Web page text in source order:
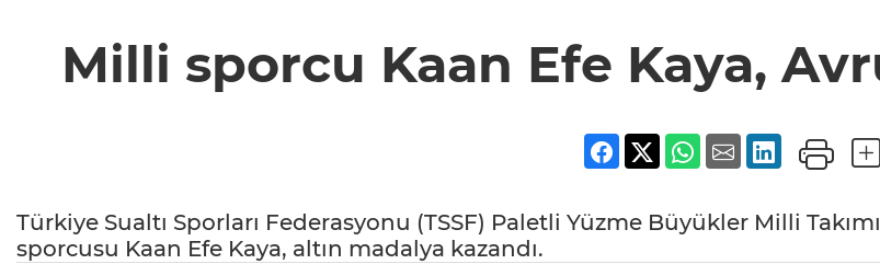
Milli sporcu Kaan Efe Kaya,
Türkiye Sualtı Sporları Federasyonu (TSSF) Paletli Yüzme Büyükler Milli Takımı
sporcusu Kaan Efe Kaya, altın madalya kazandı.